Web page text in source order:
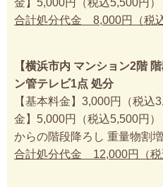
金】5,000円（税込5,500円）
合計処分代金 8,000円（税込
【横浜市内 マンション2階
ン管テレビ1点 処分
【基本料金】3,000円（税込
金】5,000円（税込5,500円
からの階段降ろし 重量物割
合計処分代金 12,000円（税